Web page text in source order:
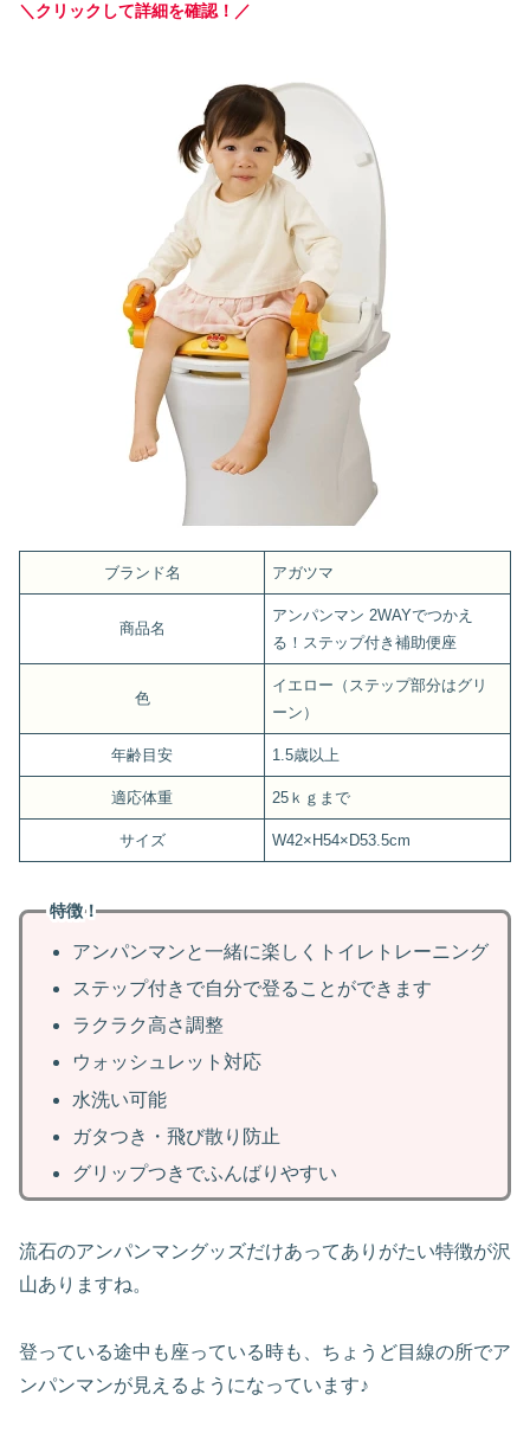
＼クリックして詳細を確認！／
ブランド名 アガツマ
商品名
アンパンマン 2WAYでつかえ
る！ステップ付き補助便座
色
イエロー（ステップ部分はグリ
ーン）
年齢目安 1.5歳以上
適応体重 25ｋｇまで
サイズ W42×H54×D53.5cm
特徴！
アンパンマンと一緒に楽しくトイレトレーニング
ステップ付きで自分で登ることができます
ラクラク高さ調整
ウォッシュレット対応
水洗い可能
ガタつき・飛び散り防止
グリップつきでふんばりやすい
流石のアンパンマングッズだけあってありがたい特徴が沢
山ありますね。
登っている途中も座っている時も、ちょうど目線の所でア
ンパンマンが見えるようになっています♪